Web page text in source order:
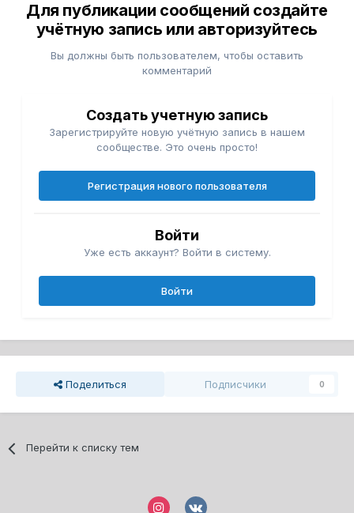
Для публикации сообщений создайте
учётную запись или авторизуйтесь
Вы должны быть пользователем, чтобы оставить
комментарий
Создать учетную запись
Зарегистрируйте новую учётную запись в нашем
сообществе. Это очень просто!
Регистрация нового пользователя
Войти
Уже есть аккаунт? Войти в систему.
Войти
Поделиться Подписчики 0
Перейти к списку тем